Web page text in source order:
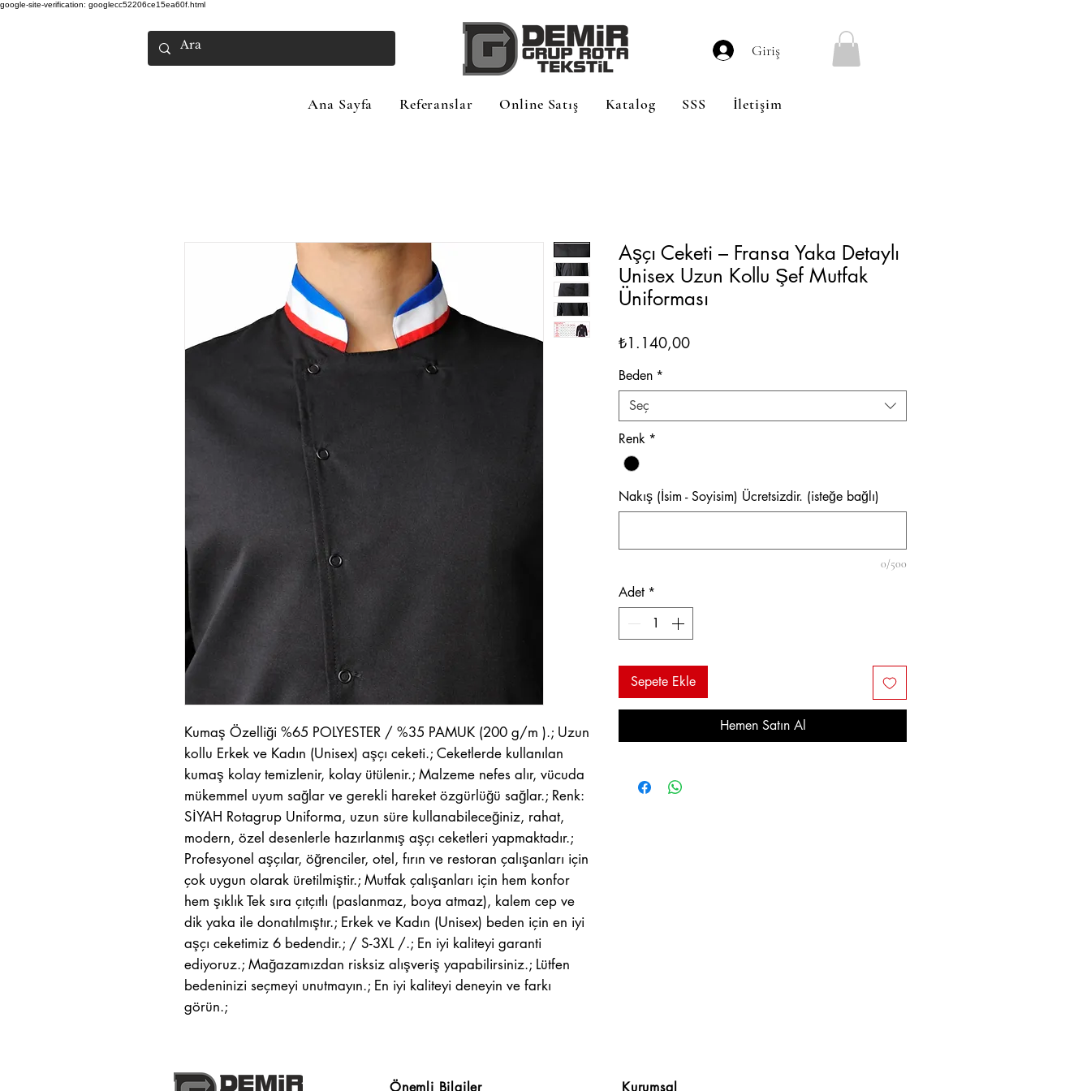
google-site-verification: googlecc52206ce15ea60f.html
Giriş
Ana Sayfa Referanslar Online Satış Katalog SSS İletişim
Kumaş Özelliği %65 POLYESTER / %35 PAMUK (200 g/m ).; Uzun
kollu Erkek ve Kadın (Unisex) aşçı ceketi.; Ceketlerde kullanılan
kumaş kolay temizlenir, kolay ütülenir.; Malzeme nefes alır, vücuda
mükemmel uyum sağlar ve gerekli hareket özgürlüğü sağlar.; Renk:
SİYAH Rotagrup Uniforma, uzun süre kullanabileceğiniz, rahat,
modern, özel desenlerle hazırlanmış aşçı ceketleri yapmaktadır.;
Profesyonel aşçılar, öğrenciler, otel, fırın ve restoran çalışanları için
çok uygun olarak üretilmiştir.; Mutfak çalışanları için hem konfor
hem şıklık Tek sıra çıtçıtlı (paslanmaz, boya atmaz), kalem cep ve
dik yaka ile donatılmıştır.; Erkek ve Kadın (Unisex) beden için en iyi
aşçı ceketimiz 6 bedendir.; / S-3XL /.; En iyi kaliteyi garanti
ediyoruz.; Mağazamızdan risksiz alışveriş yapabilirsiniz.; Lütfen
bedeninizi seçmeyi unutmayın.; En iyi kaliteyi deneyin ve farkı
görün.;
Aşçı Ceketi – Fransa Yaka Detaylı
Unisex Uzun Kollu Şef Mutfak
Üniforması
₺1.140,00Fiyat
Beden *
Seç
Renk *
Nakış (İsim - Soyisim) Ücretsizdir. (isteğe bağlı)
0/500
Adet *
Sepete Ekle
Hemen Satın Al
Önemli Bilgiler Kurumsal